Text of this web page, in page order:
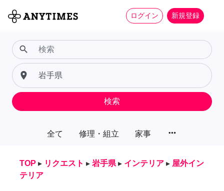
ログイン 新規登録
全て 修理・組立 家事 more_horiz
search
place
検索
TOP ▸ リクエスト ▸ 岩手県 ▸ インテリア ▸ 屋外イン
テリア